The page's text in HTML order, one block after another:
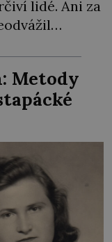
lidé. Ani za
Za několik
Když o
Metody